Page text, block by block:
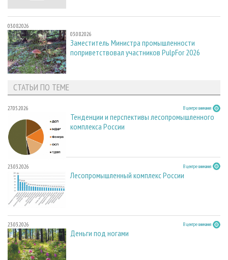
03.08.2026
03.08.2026
Заместитель Министра промышленности
поприветствовал участников PulpFor 2026
СТАТЬИ ПО ТЕМЕ
27.05.2026 В центре внимания
Тенденции и перспективы лесопромышленного
комплекса России
23.03.2026 В центре внимания
Лесопромышленный комплекс России
23.03.2026 В центре внимания
Деньги под ногами